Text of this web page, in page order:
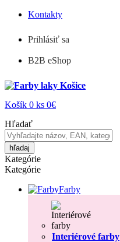
Kontakty
Prihlásiť sa
B2B eShop
Košík 0 ks 0€
Hľadať
hľadaj
Kategórie
Kategórie
Farby
Interiérové farby